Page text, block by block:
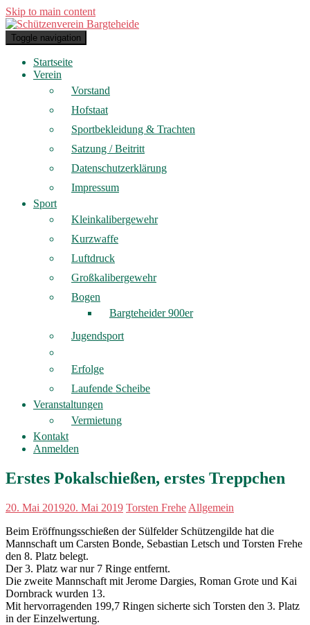
Skip to main content
Toggle navigation
Startseite
Verein
Vorstand
Hofstaat
Sportbekleidung & Trachten
Satzung / Beitritt
Datenschutzerklärung
Impressum
Sport
Kleinkalibergewehr
Kurzwaffe
Luftdruck
Großkalibergewehr
Bogen
Bargteheider 900er
Jugendsport
Erfolge
Laufende Scheibe
Veranstaltungen
Vermietung
Kontakt
Anmelden
Erstes Pokalschießen, erstes Treppchen
20. Mai 201920. Mai 2019 Torsten Frehe Allgemein
Beim Eröffnungsschießen der Sülfelder Schützengilde hat die
Mannschaft um Carsten Bonde, Sebastian Letsch und Torsten Frehe
den 8. Platz belegt.
Der 3. Platz war nur 7 Ringe entfernt.
Die zweite Mannschaft mit Jerome Dargies, Roman Grote und Kai
Dornbrack wurden 13.
Mit hervorragenden 199,7 Ringen sicherte sich Torsten den 3. Platz
in der Einzelwertung.